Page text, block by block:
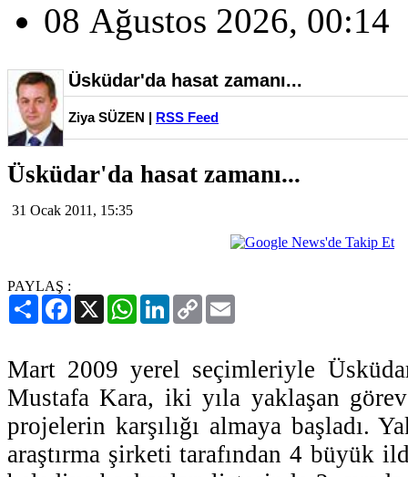
08 Ağustos 2026, 00:14
Üsküdar'da hasat zamanı...
Ziya SÜZEN | RSS Feed
Üsküdar'da hasat zamanı...
31 Ocak 2011, 15:35
PAYLAŞ :
PaylaşFacebook
X WhatsAppLinkedIn
Copy
Link
Mart 2009 yerel seçimleriyle
Mustafa Kara, iki yıla yaklaşan görev
projelerin karşılığı almaya başladı.
araştırma şirketi tarafından 4 büyük